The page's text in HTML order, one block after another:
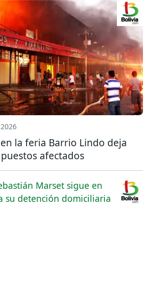
la feria Barrio Lindo deja
afectados